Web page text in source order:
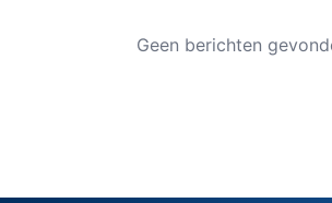
Geen berichten